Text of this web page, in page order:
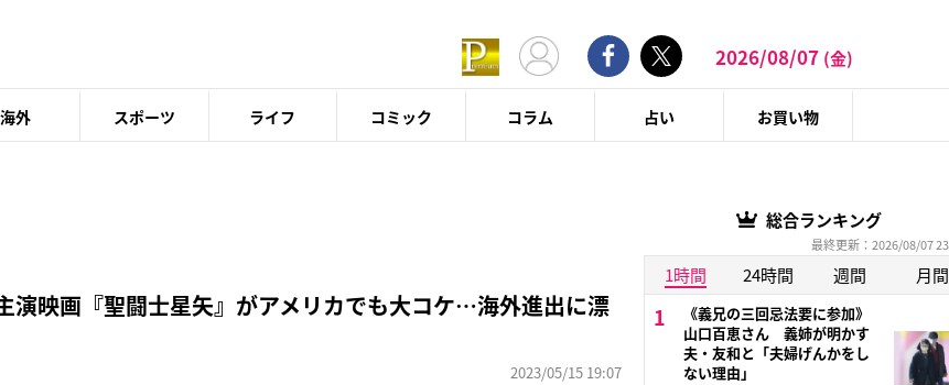
2026/08/07 (金)
海外 スポーツ ライフ コミック コラム 占い お買い物
映画『聖闘士星矢』がアメリカでも大コケ…海外進出に漂
2023/05/15 19:07
総合ランキング
最終更新：2026/08/07
1時間 24時間 週間 月間
《義兄の三回忌法要に参加》
山口百恵さん 義姉が明かす
夫・友和と「夫婦げんかをし
ない理由」